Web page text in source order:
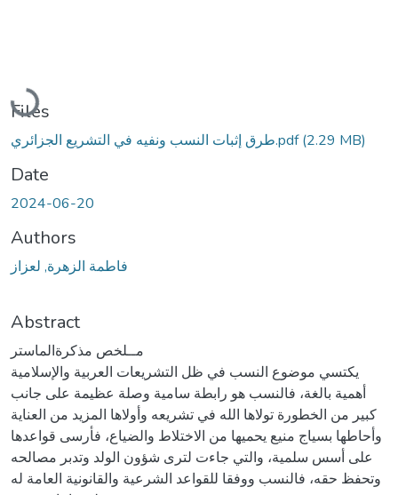
Loading...
Files
طرق إثبات النسب ونفيه في التشريع الجزائري.pdf(2.29 MB)
Date
2024-06-20
Authors
فاطمة الزهرة, لعزاز
Abstract
مــلخص مذكرةالماستر
يكتسي موضوع النسب في ظل التشريعات العربية والإسلامية
أهمية بالغة، فالنسب هو رابطة سامية وصلة عظيمة على جانب
كبير من الخطورة تولاها الله في تشريعه وأولاها المزيد من العناية
وأحاطها بسياج منيع يحميها من الاختلاط والضياع، فأرسى قواعدها
على أسس سلمية، والتي جاءت لترى شؤون الولد وتدبر مصالحه
وتحفظ حقه، فالنسب ووفقا للقواعد الشرعية والقانونية العامة له